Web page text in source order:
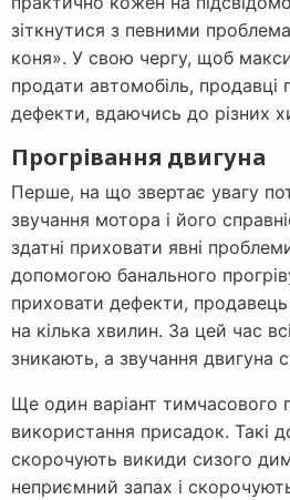
зіткнутися з певними
коня». У свою чергу, щоб
продати автомобіль, продавці
дефекти, вдаючись до різних
Прогрівання двигуна
Перше, на що звертає увагу
звучання мотора і його
здатні приховати явні
допомогою банального
приховати дефекти,
на кілька хвилин. За цей час
зникають, а звучання двигуна
Ще один варіант тимчасового
використання присадок. Такі
скорочують викиди сизого
неприємний запах і